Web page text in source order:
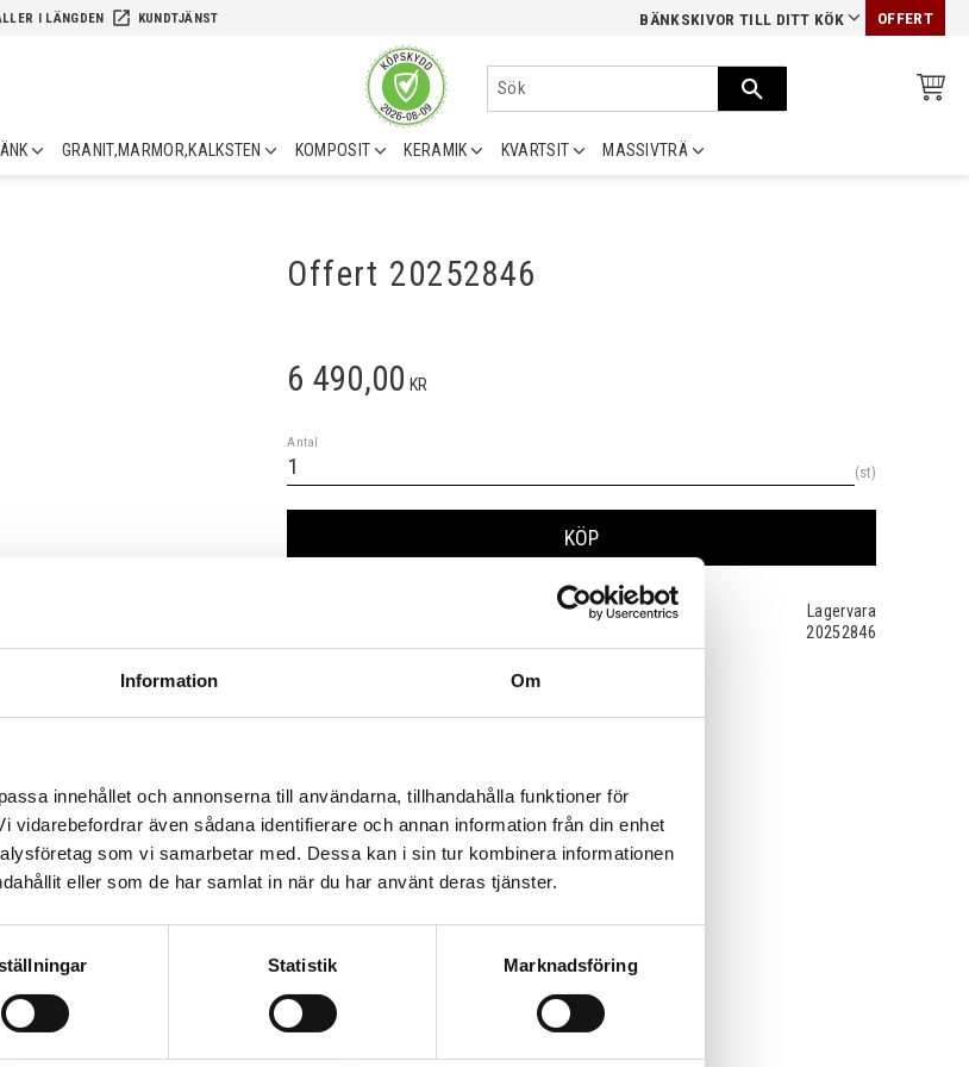
Information Om
innehållet och annonserna till användarna, tillhandahålla funktioner för
vidarebefordrar även sådana identifierare och annan information från din enhet
som vi samarbetar med. Dessa kan i sin tur kombinera informationen
eller som de har samlat in när du har använt deras tjänster.
Statistik Marknadsföring
I LÄNGDEN launch KUNDTJÄNST BÄNKSKIVOR TILL DITT KÖK OFFERT
GRANIT,MARMOR,KALKSTEN KOMPOSIT KERAMIK KVARTSIT MASSIVTRÄ
Offert 20252846
6 490,00 KR
Antal
st
KÖP
Lagervara
20252846